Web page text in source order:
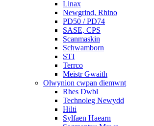
Linax
Newgrind, Rhino
PD50 / PD74
SASE, CPS
Scanmaskin
Schwamborn
STI
Terrco
Meistr Gwaith
Olwynion cwpan diemwnt
Rhes Dwbl
Technoleg Newydd
Hilti
Sylfaen Haearn